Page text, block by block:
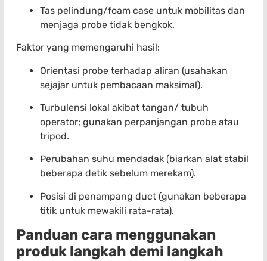
Tas pelindung/foam case untuk mobilitas dan
menjaga probe tidak bengkok.
Faktor yang memengaruhi hasil:
Orientasi probe terhadap aliran (usahakan
sejajar untuk pembacaan maksimal).
Turbulensi lokal akibat tangan/ tubuh
operator; gunakan perpanjangan probe atau
tripod.
Perubahan suhu mendadak (biarkan alat stabil
beberapa detik sebelum merekam).
Posisi di penampang duct (gunakan beberapa
titik untuk mewakili rata-rata).
Panduan cara menggunakan
produk langkah demi langkah